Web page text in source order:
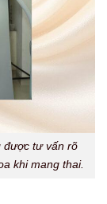
được tư vấn rõ
khi mang thai.